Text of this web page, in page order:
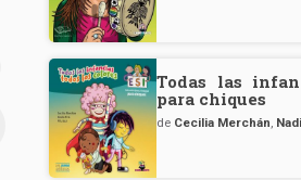
Todas las
para chiques
de Cecilia Merchán,